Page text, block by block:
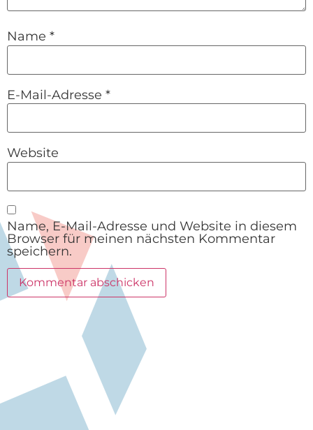
Name *
E-Mail-Adresse *
Website
Name, E-Mail-Adresse und Website in diesem
Browser für meinen nächsten Kommentar
speichern.